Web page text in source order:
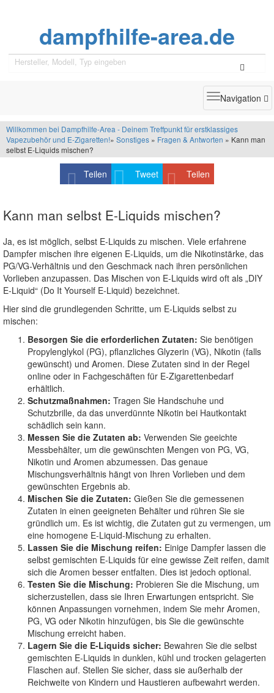
dampfhilfe-area.de
Toggle
Navigation
Willkommen bei Dampfhilfe-Area - Deinem Treffpunkt für erstklassiges
Vapezubehör und E-Zigaretten!» Sonstiges » Fragen & Antworten » Kann man
selbst E-Liquids mischen?
Teilen Tweet Teilen
Kann man selbst E-Liquids mischen?
Ja, es ist möglich, selbst E-Liquids zu mischen. Viele erfahrene
Dampfer mischen ihre eigenen E-Liquids, um die Nikotinstärke, das
PG/VG-Verhältnis und den Geschmack nach ihren persönlichen
Vorlieben anzupassen. Das Mischen von E-Liquids wird oft als „DIY
E-Liquid“ (Do It Yourself E-Liquid) bezeichnet.
Hier sind die grundlegenden Schritte, um E-Liquids selbst zu
mischen:
Besorgen Sie die erforderlichen Zutaten: Sie benötigen
Propylenglykol (PG), pflanzliches Glyzerin (VG), Nikotin (falls
gewünscht) und Aromen. Diese Zutaten sind in der Regel
online oder in Fachgeschäften für E-Zigarettenbedarf
erhältlich.
Schutzmaßnahmen: Tragen Sie Handschuhe und
Schutzbrille, da das unverdünnte Nikotin bei Hautkontakt
schädlich sein kann.
Messen Sie die Zutaten ab: Verwenden Sie geeichte
Messbehälter, um die gewünschten Mengen von PG, VG,
Nikotin und Aromen abzumessen. Das genaue
Mischungsverhältnis hängt von Ihren Vorlieben und dem
gewünschten Ergebnis ab.
Mischen Sie die Zutaten: Gießen Sie die gemessenen
Zutaten in einen geeigneten Behälter und rühren Sie sie
gründlich um. Es ist wichtig, die Zutaten gut zu vermengen, um
eine homogene E-Liquid-Mischung zu erhalten.
Lassen Sie die Mischung reifen: Einige Dampfer lassen die
selbst gemischten E-Liquids für eine gewisse Zeit reifen, damit
sich die Aromen besser entfalten. Dies ist jedoch optional.
Testen Sie die Mischung: Probieren Sie die Mischung, um
sicherzustellen, dass sie Ihren Erwartungen entspricht. Sie
können Anpassungen vornehmen, indem Sie mehr Aromen,
PG, VG oder Nikotin hinzufügen, bis Sie die gewünschte
Mischung erreicht haben.
Lagern Sie die E-Liquids sicher: Bewahren Sie die selbst
gemischten E-Liquids in dunklen, kühl und trocken gelagerten
Flaschen auf. Stellen Sie sicher, dass sie außerhalb der
Reichweite von Kindern und Haustieren aufbewahrt werden.